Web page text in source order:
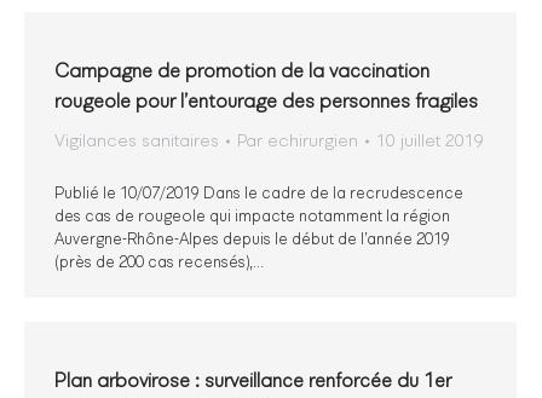
Campagne de promotion de la vaccination
rougeole pour l’entourage des personnes fragiles
Vigilances sanitaires Par echirurgien 10 juillet 2019
Publié le 10/07/2019 Dans le cadre de la recrudescence
des cas de rougeole qui impacte notamment la région
Auvergne-Rhône-Alpes depuis le début de l’année 2019
(près de 200 cas recensés),…
Plan arbovirose : surveillance renforcée du 1er